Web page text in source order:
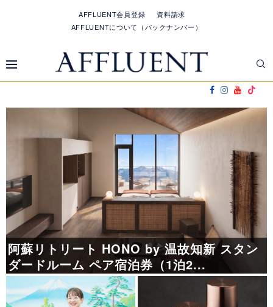
AFFLUENT会員登録
資料請求
AFFLUENTについて（バックナンバー）
阿蘇リトリート HONO by 温故知新 スタン
ダードルーム ペア宿泊券（1泊2...